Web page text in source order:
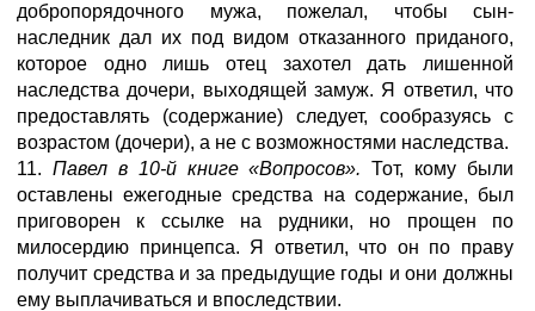
добропорядочного мужа, пожелал, чтобы сын-
наследник дал их под видом отказанного приданого,
которое одно лишь отец захотел дать лишенной
наследства дочери, выходящей замуж. Я ответил, что
предоставлять (содержание) следует, сообразуясь с
возрастом (дочери), а не с возможностями наследства.
11. Павел в 10-й книге «Вопросов».Тот, кому были
оставлены ежегодные средства на содержание, был
приговорен к ссылке на рудники, но прощен по
милосердию принцепса. Я ответил, что он по праву
получит средства и за предыдущие годы и они должны
ему выплачиваться и впоследствии.